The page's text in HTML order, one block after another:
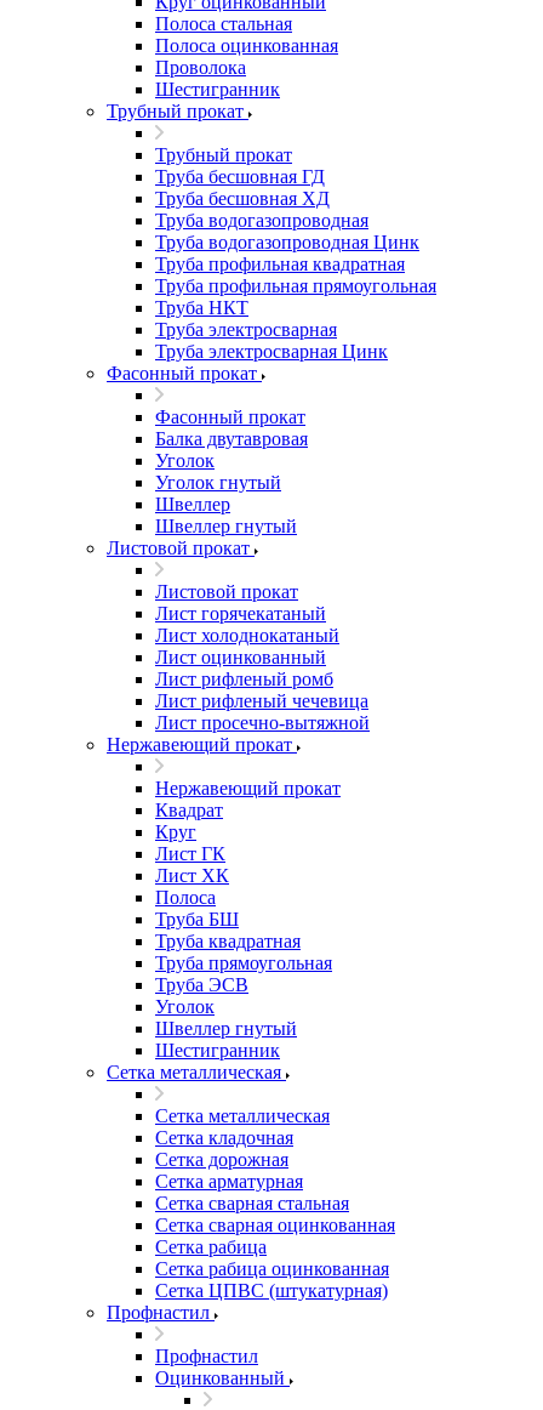
Полоса стальная
Полоса оцинкованная
Проволока
Шестигранник
Трубный прокат
Трубный прокат
Труба бесшовная ГД
Труба бесшовная ХД
Труба водогазопроводная
Труба водогазопроводная Цинк
Труба профильная квадратная
Труба профильная прямоугольная
Труба НКТ
Труба электросварная
Труба электросварная Цинк
Фасонный прокат
Фасонный прокат
Балка двутавровая
Уголок
Уголок гнутый
Швеллер
Швеллер гнутый
Листовой прокат
Листовой прокат
Лист горячекатаный
Лист холоднокатаный
Лист оцинкованный
Лист рифленый ромб
Лист рифленый чечевица
Лист просечно-вытяжной
Нержавеющий прокат
Нержавеющий прокат
Квадрат
Круг
Лист ГК
Лист ХК
Полоса
Труба БШ
Труба квадратная
Труба прямоугольная
Труба ЭСВ
Уголок
Швеллер гнутый
Шестигранник
Сетка металлическая
Сетка металлическая
Сетка кладочная
Сетка дорожная
Сетка арматурная
Сетка сварная стальная
Сетка сварная оцинкованная
Сетка рабица
Сетка рабица оцинкованная
Сетка ЦПВС (штукатурная)
Профнастил
Профнастил
Оцинкованный